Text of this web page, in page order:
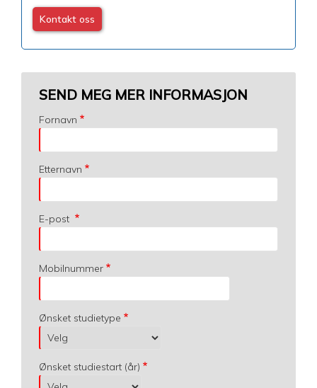
Kontakt oss
SEND MEG MER INFORMASJON
Fornavn
Etternavn
E-post
Mobilnummer
Ønsket studietype
Ønsket studiestart (år)